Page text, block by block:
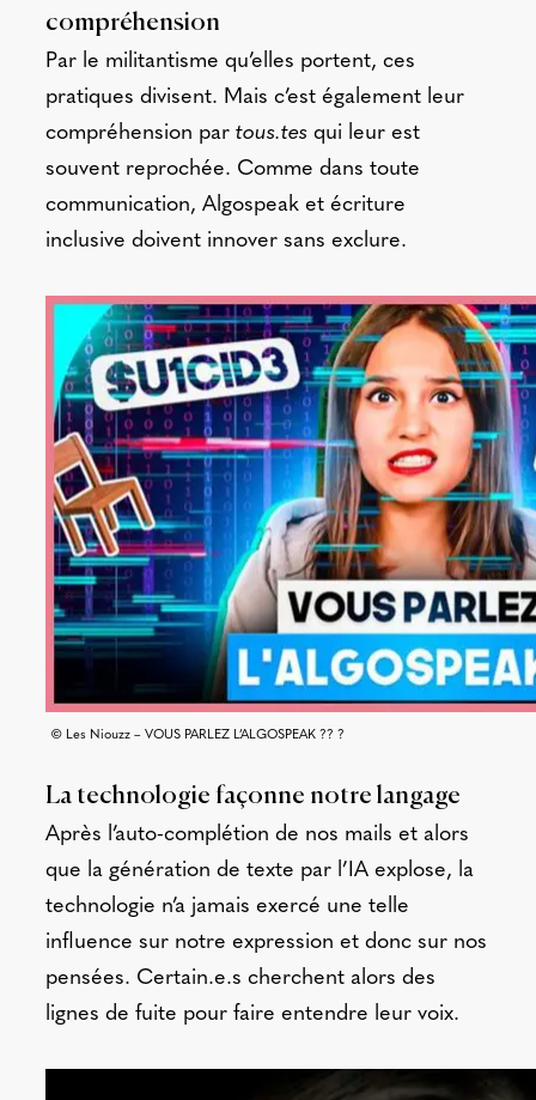
compréhension
Par le militantisme qu’elles portent, ces
pratiques divisent. Mais c’est également leur
compréhension par tous.tesqui leur est
souvent reprochée. Comme dans toute
communication, Algospeak et écriture
inclusive doivent innover sans exclure.
© Les Niouzz – VOUS PARLEZ L’ALGOSPEAK ?? ?
La technologie façonne notre langage
Après l’auto-complétion de nos mails et alors
que la génération de texte par l’IA explose, la
technologie n’a jamais exercé une telle
influence sur notre expression et donc sur nos
pensées. Certain.e.s cherchent alors des
lignes de fuite pour faire entendre leur voix.